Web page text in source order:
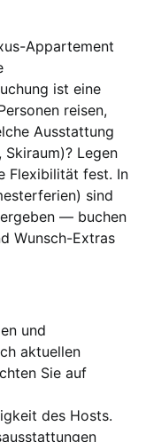
Appartement
ist eine
reisen,
Ausstattung
Legen
Flexibilität fest. In
sind
— buchen
Wunsch-Extras
und
aktuellen
Sie auf
des Hosts.